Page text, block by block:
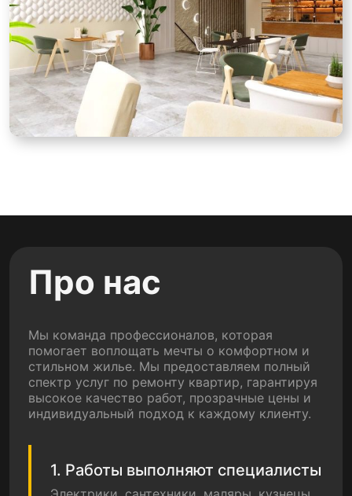
Про нас
Мы команда профессионалов, которая
помогает воплощать мечты о комфортном и
стильном жилье. Мы предоставляем полный
спектр услуг по ремонту квартир, гарантируя
высокое качество работ, прозрачные цены и
индивидуальный подход к каждому клиенту.
1. Работы выполняют специалисты